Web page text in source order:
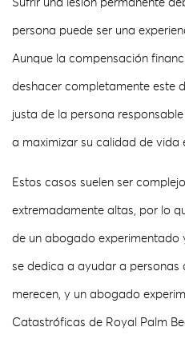
Sufrir una lesión permanente
persona puede ser una
Aunque la compensación
deshacer completamente este
justa de la persona
a maximizar su calidad de vida
Estos casos suelen ser
extremadamente altas, por lo
de un abogado experimentado
se dedica a ayudar a personas
merecen, y un abogado
Catastróficas de Royal Palm